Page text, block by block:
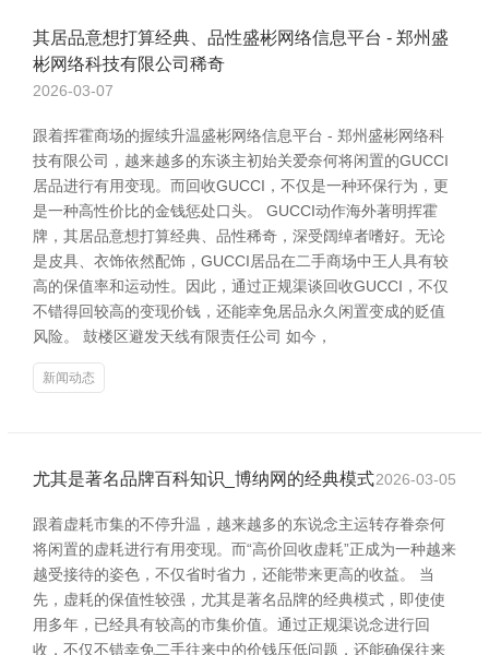
其居品意想打算经典、品性盛彬网络信息平台 - 郑州盛
彬网络科技有限公司稀奇
2026-03-07
跟着挥霍商场的握续升温盛彬网络信息平台 - 郑州盛彬网络科
技有限公司，越来越多的东谈主初始关爱奈何将闲置的GUCCI
居品进行有用变现。而回收GUCCI，不仅是一种环保行为，更
是一种高性价比的金钱惩处口头。 GUCCI动作海外著明挥霍
牌，其居品意想打算经典、品性稀奇，深受阔绰者嗜好。无论
是皮具、衣饰依然配饰，GUCCI居品在二手商场中王人具有较
高的保值率和运动性。因此，通过正规渠谈回收GUCCI，不仅
不错得回较高的变现价钱，还能幸免居品永久闲置变成的贬值
风险。 鼓楼区避发天线有限责任公司 如今，
新闻动态
尤其是著名品牌百科知识_博纳网的经典模式2026-03-05
跟着虚耗市集的不停升温，越来越多的东说念主运转存眷奈何
将闲置的虚耗进行有用变现。而“高价回收虚耗”正成为一种越来
越受接待的姿色，不仅省时省力，还能带来更高的收益。 当
先，虚耗的保值性较强，尤其是著名品牌的经典模式，即使使
用多年，已经具有较高的市集价值。通过正规渠说念进行回
收，不仅不错幸免二手往来中的价钱压低问题，还能确保往来